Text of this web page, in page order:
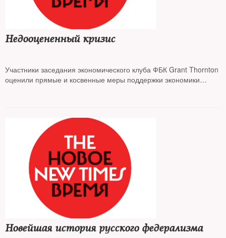
Недооцененный кризис
Участники заседания экономического клуба ФБК Grant Thornton
оценили прямые и косвенные меры поддержки экономики
Новейшая история русского федерализма